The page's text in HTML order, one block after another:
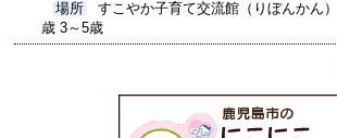
場所
すこやか子育て交流館（りぼんかん）
歳 3～5歳